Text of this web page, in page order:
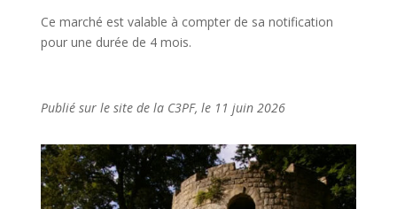
Ce marché est valable à compter de sa notification
pour une durée de 4 mois.
Publié sur le site de la C3PF, le 11 juin 2026